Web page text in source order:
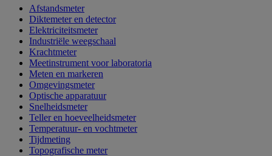
Afstandsmeter
Diktemeter en detector
Elektriciteitsmeter
Industriële weegschaal
Krachtmeter
Meetinstrument voor laboratoria
Meten en markeren
Omgevingsmeter
Optische apparatuur
Snelheidsmeter
Teller en hoeveelheidsmeter
Temperatuur- en vochtmeter
Tijdmeting
Topografische meter